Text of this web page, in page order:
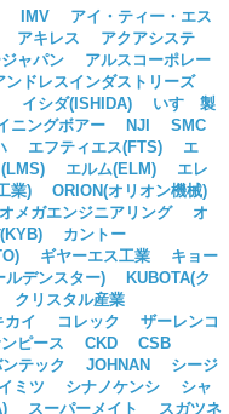
IMV
アイ・ティー・エス
アキレス
アクアシステ
ャパン
アルスコーポレー
ンドレスインダストリーズ
イシダ(ISHIDA)
いすゞ製
ニングボアー NJI
SMC
エフティエス(FTS)
エ
エルム(ELM)
エレ
業)
ORION(オリオン機械)
オメガエンジニアリング
オ
カントー
ギヤーエス工業
キョー
ルデンスター)
KUBOTA(ク
クリスタル産業
カイ コレック
ザーレンコ
ピース CKD
CSB
テック JOHNAN
シージ
ミツ シナノケンシ
シャ
スーパーメイト
スガツネ